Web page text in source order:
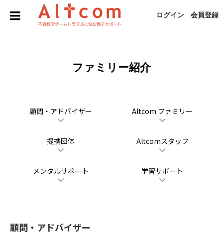
ログイン 会員登録
ファミリー紹介
顧問・アドバイザー Altcom ファミリー
提携団体 Altcomスタッフ
メンタルサポート 学習サポート
顧問・アドバイザー